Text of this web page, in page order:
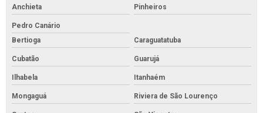
Anchieta Pinheiros
Pedro Canário
Bertioga
Caraguatatuba
Cubatão Guarujá
Ilhabela Itanhaém
Mongaguá Riviera de São Lourenço